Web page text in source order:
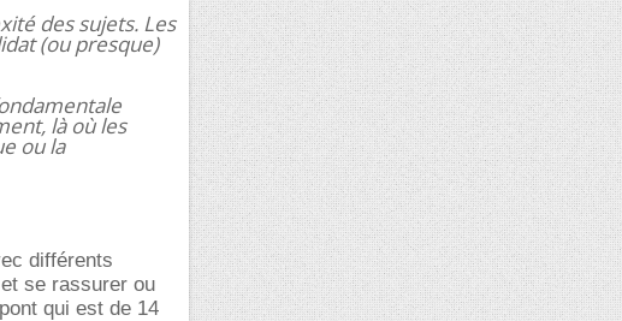
des sujets. Les
(ou presque)
là où les
ou la
différents
se rassurer ou
qui est de 14